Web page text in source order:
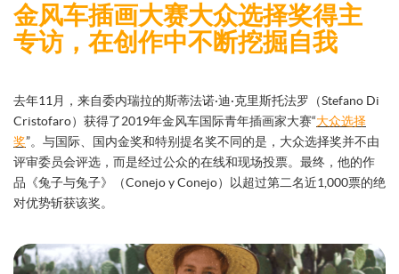
金风车插画大赛大众选择奖得主
专访，在创作中不断挖掘自我
去年11月，来自委内瑞拉的斯蒂法诺·迪·克里斯托法罗（Stefano Di
Cristofaro）获得了2019年金风车国际青年插画家大赛“大众选择
奖”。与国际、国内金奖和特别提名奖不同的是，大众选择奖并不由
评审委员会评选，而是经过公众的在线和现场投票。最终，他的作
品《兔子与兔子》（Conejo y Conejo）以超过第二名近1,000票的绝
对优势斩获该奖。